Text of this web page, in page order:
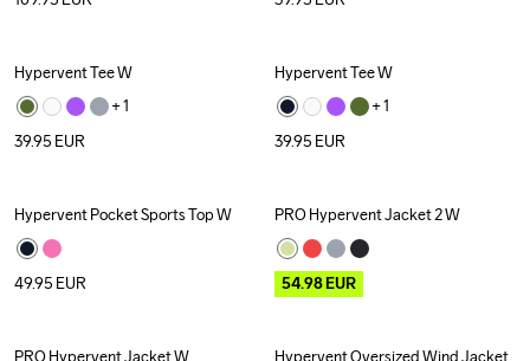
Hypervent Tee W
+ 1
39.95 EUR
Hypervent Tee W
+ 1
39.95 EUR
Hypervent Pocket Sports Top W
49.95 EUR
Outlet
PRO Hypervent Jacket 2 W
54.98EUR
PRO Hypervent Jacket W
Hypervent Oversized Wind Jacket